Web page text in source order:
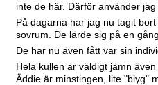
inte de här. Därför använder
På dagarna har jag nu tagit
sovrum. De lärde sig på en
De har nu även fått var sin
Hela kullen är väldigt jämn
Äddie är minstingen, lite "blyg"